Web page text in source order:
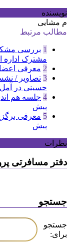
نویسنده
م مشایی
مطالب مرتبط
1 بررسی
مشترک اداره
2 معرفی
3 تصاویر /
حسینی در آمل
4 جلسه هم
پیش
5 معرفی
پیش
نظرات
دفتر مسافرتی
جستجو
جستجو
برای: